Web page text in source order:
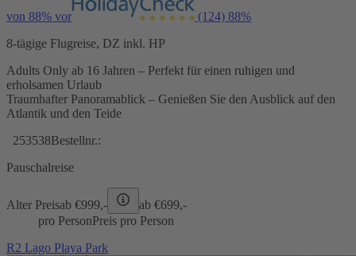
von 88% vor (124) 88%
8-tägige Flugreise, DZ inkl. HP
Adults Only ab 16 Jahren – Perfekt für einen ruhigen und
erholsamen Urlaub
Traumhafter Panoramablick – Genießen Sie den Ausblick auf den
Atlantik und den Teide
253538Bestellnr.:
Pauschalreise
Alter Preisab €999,- ab €699,-
pro PersonPreis pro Person
R2 Lago Playa Park